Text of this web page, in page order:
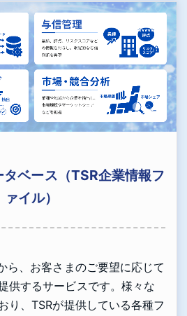
ベース（TSR企業情報フ
ァイル）
ら、お客さまのご要望に応じて
供するサービスです。様々な
り、TSRが提供している各種フ